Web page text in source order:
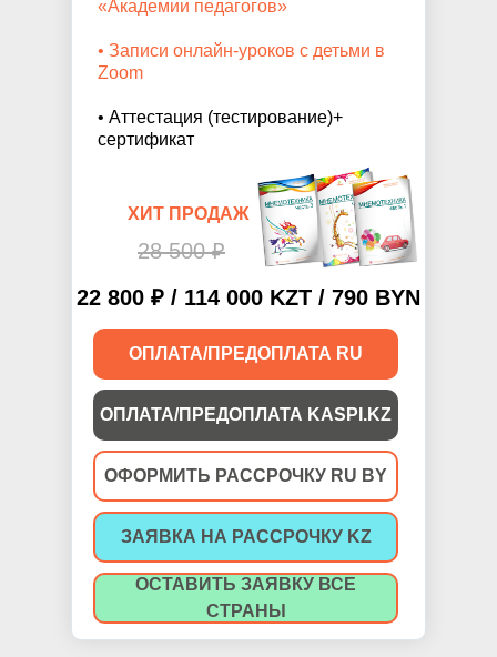
22 800 ₽ / 114 000 KZT / 790 BYN
«Академии педагогов»
• Записи онлайн-уроков с детьми в
Zoom
• Аттестация (тестирование)+
сертификат
ОПЛАТА/ПРЕДОПЛАТА RU
28 500 ₽
ОПЛАТА/ПРЕДОПЛАТА KASPI.KZ
ОФОРМИТЬ РАССРОЧКУ RU BY
ХИТ ПРОДАЖ
ЗАЯВКА НА РАССРОЧКУ KZ
ОСТАВИТЬ ЗАЯВКУ ВСЕ
СТРАНЫ